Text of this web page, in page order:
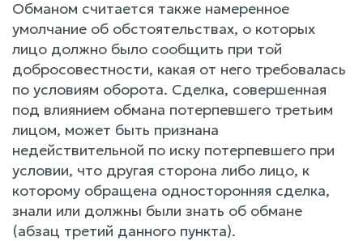
Обманом считается также намеренное
умолчание об обстоятельствах, о которых
лицо должно было сообщить при той
добросовестности, какая от него требовалась
по условиям оборота. Сделка, совершенная
под влиянием обмана потерпевшего третьим
лицом, может быть признана
недействительной по иску потерпевшего при
условии, что другая сторона либо лицо, к
которому обращена односторонняя сделка,
знали или должны были знать об обмане
(абзац третий данного пункта).